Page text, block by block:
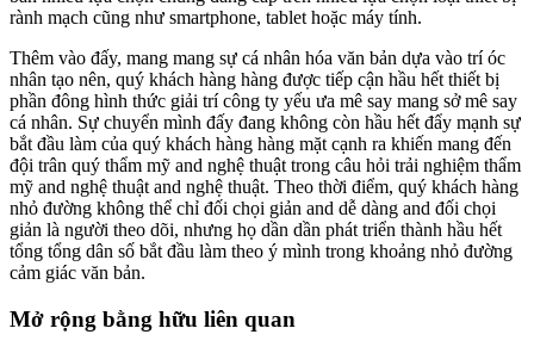
rành mạch cũng như smartphone, tablet hoặc máy tính.
Thêm vào đấy, mang mang sự cá nhân hóa văn bản dựa vào trí óc
nhân tạo nên, quý khách hàng hàng được tiếp cận hầu hết thiết bị
phần đông hình thức giải trí công ty yếu ưa mê say mang sở mê say
cá nhân. Sự chuyển mình đấy đang không còn hầu hết đẩy mạnh sự
bắt đầu làm của quý khách hàng hàng mặt cạnh ra khiến mang đến
đội trân quý thẩm mỹ and nghệ thuật trong câu hỏi trải nghiệm thẩm
mỹ and nghệ thuật and nghệ thuật. Theo thời điểm, quý khách hàng
nhỏ đường không thể chỉ đối chọi giản and dễ dàng and đối chọi
giản là người theo dõi, nhưng họ dần dần phát triển thành hầu hết
tổng tổng dân số bắt đầu làm theo ý mình trong khoảng nhỏ đường
cảm giác văn bản.
Mở rộng bằng hữu liên quan